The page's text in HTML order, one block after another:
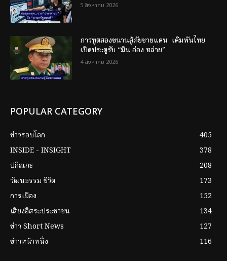
5 สิงหาคม 2026
การทูตสองขนานสู้ภัยชายแดน เดิมพันไทย
เปิดประตูรับ “มิน อ่อง หล่าย”
4 สิงหาคม 2026
POPULAR CATEGORY
ข่าวรอบโลก
405
INSIDE - INSIGHT
378
ปกิณกะ
208
วัฒนธรรม ชีวิต
173
การเมือง
152
เสียงอิสระประชาชน
134
ข่าว Short News
127
ข่าวหน้าหนึ่ง
116